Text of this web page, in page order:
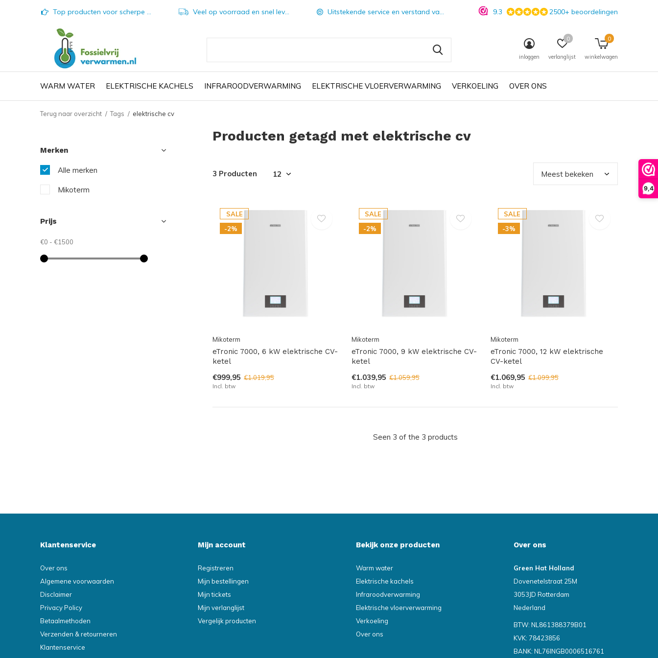
9,4
WARM WATER ELEKTRISCHE KACHELS INFRAROODVERWARMING ELEKTRISCHE VLOERVERWARMING VERKOELING OVER ONS
inloggen verlanglijst
0
winkelwagen
0
Top producten voor scherpe prijzen Veel op voorraad en snel leverbaar Uitstekende service en verstand van zaken 9.3 2500+ beoordelingen
Terug naar overzicht Tags elektrische cv
Producten getagd met elektrische cv
3 Producten
SALE
-2%
Mikoterm
eTronic 7000, 6 kW elektrische CV-
ketel
€999,95 €1.019,95
Incl. btw
SALE
-2%
Mikoterm
eTronic 7000, 9 kW elektrische CV-
ketel
€1.039,95 €1.059,95
Incl. btw
SALE
-3%
Mikoterm
eTronic 7000, 12 kW elektrische
CV-ketel
€1.069,95 €1.099,95
Incl. btw
Seen 3 of the 3 products
Merken
Alle merken
Mikoterm
Prijs
€0 - €1500
Klantenservice
Over ons
Algemene voorwaarden
Disclaimer
Privacy Policy
Betaalmethoden
Verzenden & retourneren
Klantenservice
Mijn account
Registreren
Mijn bestellingen
Mijn tickets
Mijn verlanglijst
Vergelijk producten
Bekijk onze producten
Warm water
Elektrische kachels
Infraroodverwarming
Elektrische vloerverwarming
Verkoeling
Over ons
Over ons
Green Hat Holland
Dovenetelstraat 25M
3053JD Rotterdam
Nederland
BTW: NL861388379B01
KVK: 78423856
BANK: NL76INGB0006516761